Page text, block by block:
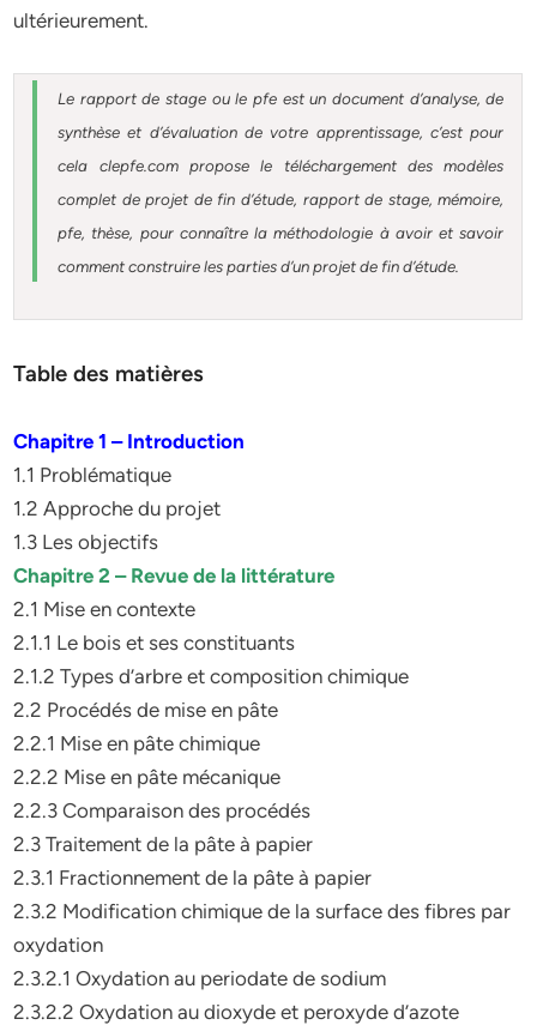
ultérieurement.
Le rapport de stage ou le pfe est un document d’analyse, de
synthèse et d’évaluation de votre apprentissage, c’est pour
cela clepfe.com propose le téléchargement des modèles
complet de projet de fin d’étude, rapport de stage, mémoire,
pfe, thèse, pour connaître la méthodologie à avoir et savoir
comment construire les parties d’un projet de fin d’étude.
Table des matières
Chapitre 1 – Introduction
1.1 Problématique
1.2 Approche du projet
1.3 Les objectifs
Chapitre 2 – Revue de la littérature
2.1 Mise en contexte
2.1.1 Le bois et ses constituants
2.1.2 Types d’arbre et composition chimique
2.2 Procédés de mise en pâte
2.2.1 Mise en pâte chimique
2.2.2 Mise en pâte mécanique
2.2.3 Comparaison des procédés
2.3 Traitement de la pâte à papier
2.3.1 Fractionnement de la pâte à papier
2.3.2 Modification chimique de la surface des fibres par
oxydation
2.3.2.1 Oxydation au periodate de sodium
2.3.2.2 Oxydation au dioxyde et peroxyde d’azote